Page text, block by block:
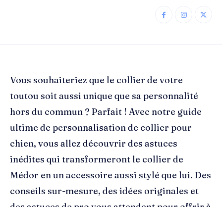
Vous souhaiteriez que le collier de votre
toutou soit aussi unique que sa personnalité
hors du commun ? Parfait ! Avec notre guide
ultime de personnalisation de collier pour
chien, vous allez découvrir des astuces
inédites qui transformeront le collier de
Médor en un accessoire aussi stylé que lui. Des
conseils sur-mesure, des idées originales et